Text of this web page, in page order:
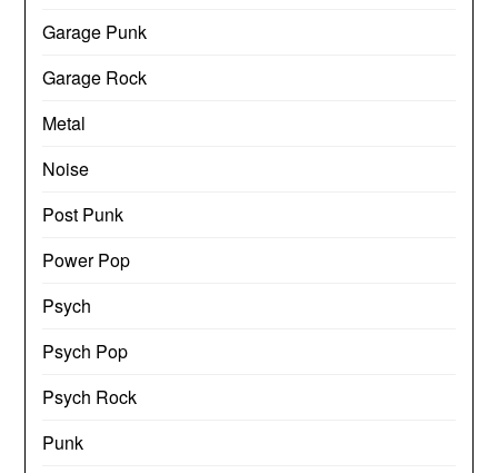
Garage Punk
Garage Rock
Metal
Noise
Post Punk
Power Pop
Psych
Psych Pop
Psych Rock
Punk